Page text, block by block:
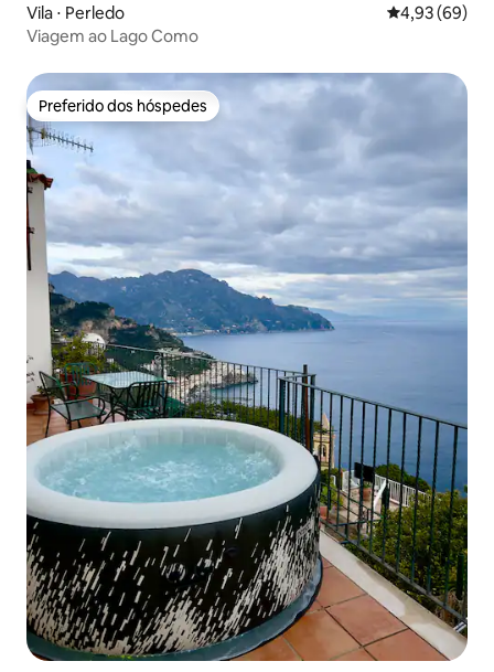
Vila ⋅ Perledo 4,93 de uma
4,93 (69)
Viagem ao Lago Como
Preferido dos hóspedes
Preferido dos hóspedes